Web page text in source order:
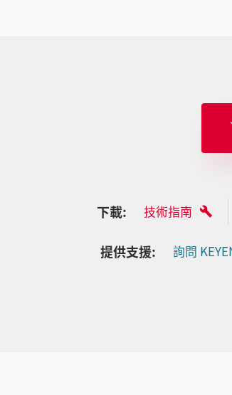
下載: 技術指南
提供支援: 詢問